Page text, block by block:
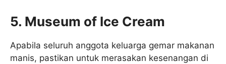
5. Museum of Ice Cream
Apabila seluruh anggota keluarga gemar makanan
manis, pastikan untuk merasakan kesenangan di